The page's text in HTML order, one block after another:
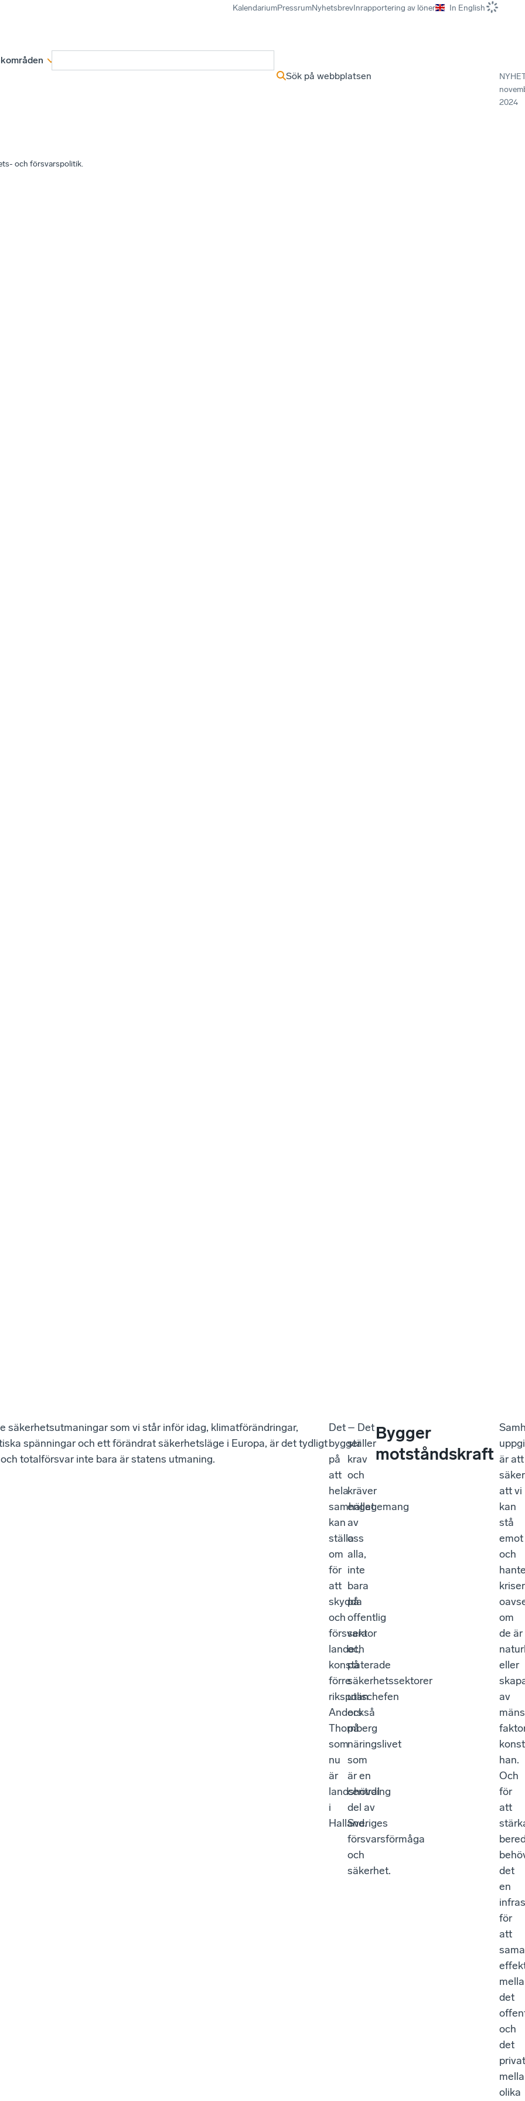
KalendariumPressrumNyhetsbrevInrapportering av löner In English
Sök på webbplatsen
2024
och försvarspolitik.
säkerhetsutmaningar som vi står inför idag, klimatförändringar,
spänningar och ett förändrat säkerhetsläge i Europa, är det tydligt
totalförsvar inte bara är statens utmaning.
Det
bygger
på
att
hela
samhället
kan
ställa
om
för
att
skydda
och
försvara
landet,
konstaterade
förre
rikspolischefen
Anders
Thornberg
som
nu
är
landshövding
i
Halland.
– Det
ställer
krav
och
kräver
engagemang
av
oss
alla,
inte
bara
på
offentlig
sektor
och
på
säkerhetssektorer
utan
också
på
näringslivet
som
är en
central
del av
Sveriges
försvarsförmåga
och
säkerhet.
Bygger
motståndskraft är att
att vi
kan
stå
emot
och
kriser
om
de är
eller
av
han.
Och
för
att
det
en
för
att
det
och
det
olika